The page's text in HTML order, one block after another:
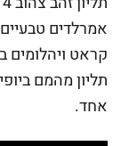
תליון מהמם
אחד.